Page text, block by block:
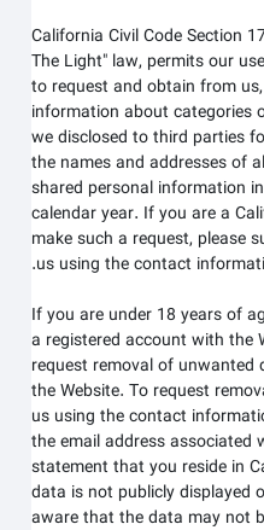
California Civil Code
The Light" law, permits our
to request and obtain from
information about
we disclosed to third
the names and addresses
shared personal
calendar year. If you are a
make such a request,
us using the contact
If you are under 18 years of
a registered account with
request removal of
theWebsite. To request
us using the contact
the email address
statement that you reside in
data is not publicly
aware that the data may